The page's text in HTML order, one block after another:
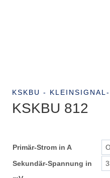
KSKBU -
KSKBU 812
Primär-Strom in A
Sekundär-Spannung in